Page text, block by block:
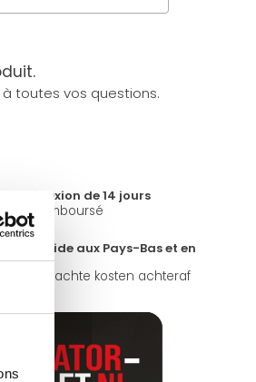
toutes vos questions.
de réflexion de 14 jours
= remboursé
rapide aux Pays-Bas et en
onverwachte kosten achteraf